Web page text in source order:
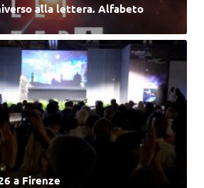
alla lettera. Alfabeto
a Firenze